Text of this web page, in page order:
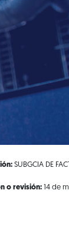
SUBGCIA DE
o revisión: 14 de